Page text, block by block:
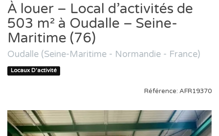
À louer – Local d’activités de
503 m² à Oudalle – Seine-
Maritime (76)
Oudalle (Seine-Maritime - Normandie - France)
Locaux D'activité
Référence: AFR19370